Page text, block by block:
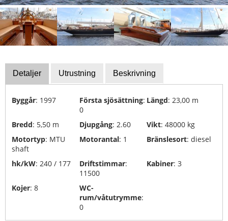
Experterna
Segel-
och
Försäkringar
och
bortskaffande
Yacht
Varven
Detaljer Utrustning Beskrivning
Byggår: 1997 Första sjösättning:
0
Längd: 23,00 m
Bredd: 5,50 m Djupgång: 2.60 Vikt: 48000 kg
Motortyp: MTU
shaft
Motorantal: 1 Bränslesort: diesel
hk/kW: 240 / 177 Driftstimmar:
11500
Kabiner: 3
Kojer: 8
WC-
rum/våtutrymme:
0